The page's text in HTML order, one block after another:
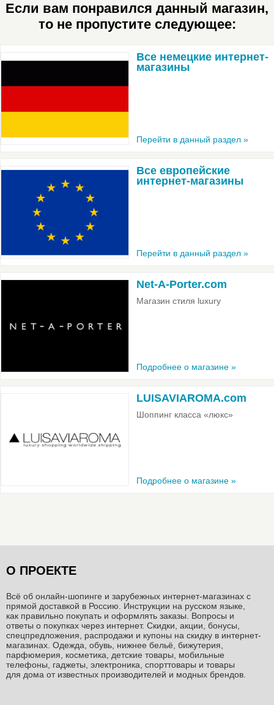
Если вам понравился данный магазин,
то не пропустите следующее:
Все немецкие интернет-
магазины
Перейти в данный раздел »
Все европейские
интернет-магазины
Перейти в данный раздел »
Net-A-Porter.com
Магазин стиля luxury
Подробнее о магазине »
LUISAVIAROMA.com
Шоппинг класса «люкс»
Подробнее о магазине »
О ПРОЕКТЕ
Всё об онлайн-шопинге и зарубежных интернет-магазинах c
прямой доставкой в Россию. Инструкции на русском языке,
как правильно покупать и оформлять заказы. Вопросы и
ответы о покупках через интернет. Скидки, акции, бонусы,
спецпредложения, распродажи и купоны на скидку в интернет-
магазинах. Одежда, обувь, нижнее бельё, бижутерия,
парфюмерия, косметика, детские товары, мобильные
телефоны, гаджеты, электроника, спорттовары и товары
для дома от известных производителей и модных брендов.